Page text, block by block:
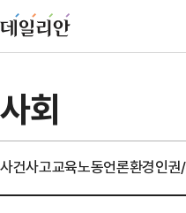
사회
사건사고교육노동언론환경인권